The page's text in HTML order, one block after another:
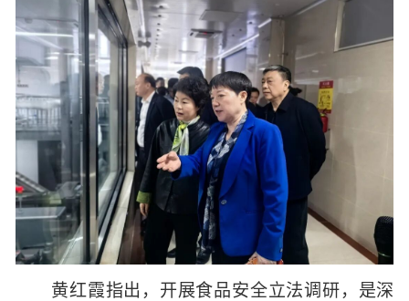
黄红霞指出，开展食品安全立法调研，是深